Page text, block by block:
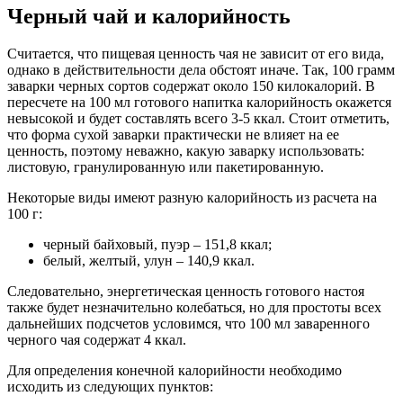
Черный чай и калорийность
Считается, что пищевая ценность чая не зависит от его вида,
однако в действительности дела обстоят иначе. Так, 100 грамм
заварки черных сортов содержат около 150 килокалорий. В
пересчете на 100 мл готового напитка калорийность окажется
невысокой и будет составлять всего 3-5 ккал. Стоит отметить,
что форма сухой заварки практически не влияет на ее
ценность, поэтому неважно, какую заварку использовать:
листовую, гранулированную или пакетированную.
Некоторые виды имеют разную калорийность из расчета на
100 г:
черный байховый, пуэр – 151,8 ккал;
белый, желтый, улун – 140,9 ккал.
Следовательно, энергетическая ценность готового настоя
также будет незначительно колебаться, но для простоты всех
дальнейших подсчетов условимся, что 100 мл заваренного
черного чая содержат 4 ккал.
Для определения конечной калорийности необходимо
исходить из следующих пунктов: